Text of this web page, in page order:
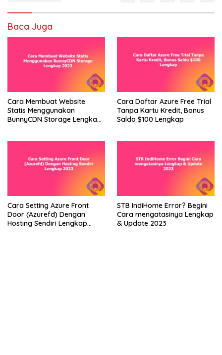
Baca Juga
Cara Membuat Website
Statis Menggunakan
BunnyCDN Storage Lengkap
Cara Daftar Azure Free Trial
Tanpa Kartu Kredit, Bonus
Saldo $100 Lengkap
Cara Setting Azure Front
Door (Azurefd) Dengan
Hosting Sendiri Lengkap
STB IndiHome Error? Begini
Cara mengatasinya Lengkap
& Update 2023